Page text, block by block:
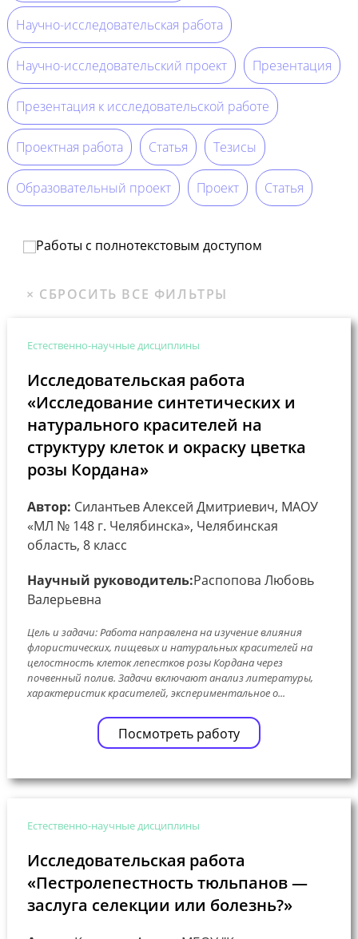
Научно-исследовательская работа
Научно-исследовательский проект Презентация
Презентация к исследовательской работе
Проектная работа Статья Тезисы
Образовательный проект Проект Статья
Работы с полнотекстовым доступом
Естественно-научные дисциплины
Исследовательская работа
«Исследование синтетических и
натурального красителей на
структуру клеток и окраску цветка
розы Кордана»
Автор: Силантьев Алексей Дмитриевич, МАОУ
«МЛ № 148 г. Челябинска», Челябинская
область, 8 класс
Научный руководитель:Распопова Любовь
Валерьевна
Цель и задачи: Работа направлена на изучение влияния
флористических, пищевых и натуральных красителей на
целостность клеток лепестков розы Кордана через
почвенный полив. Задачи включают анализ литературы,
характеристик красителей, экспериментальное о...
Посмотреть работу
Естественно-научные дисциплины
Исследовательская работа
«Пестролепестность тюльпанов —
заслуга селекции или болезнь?»